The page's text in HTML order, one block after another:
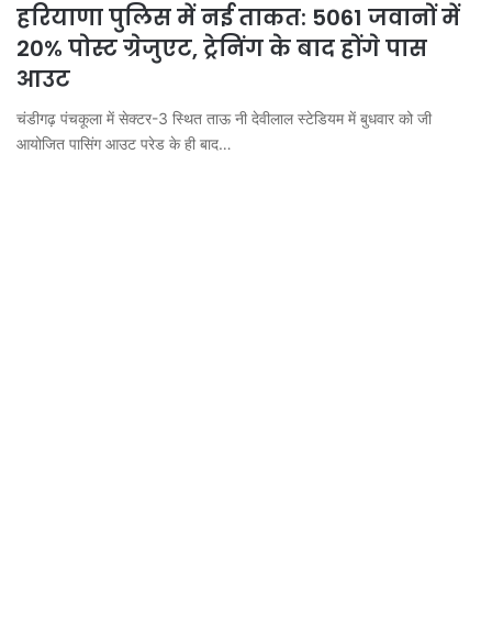
हरियाणा पुलिस में नई ताकत: 5061 जवानों में
20% पोस्ट ग्रेजुएट, ट्रेनिंग के बाद होंगे पास
आउट
चंडीगढ़ पंचकूला में सेक्टर-3 स्थित ताऊ नी देवीलाल स्टेडियम में बुधवार को जी
आयोजित पासिंग आउट परेड के ही बाद…